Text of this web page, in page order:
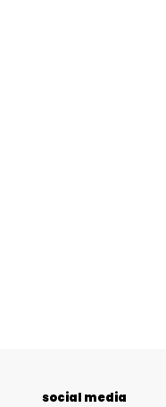
social media